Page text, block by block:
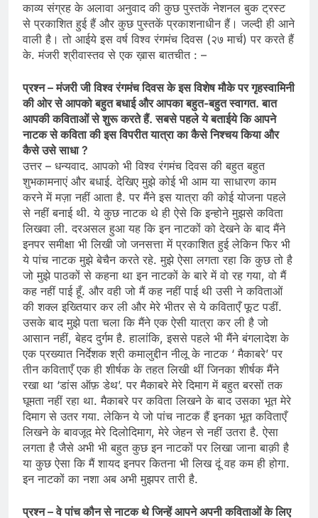
काव्य संग्रह के अलावा अनुवाद की कुछ पुस्तकें नेशनल बुक ट्रस्ट
से प्रकाशित हुई हैं और कुछ पुस्तकें प्रकाशनाधीन हैं। जल्दी ही आने
वाली है। तो आईये इस वर्ष विश्व रंगमंच दिवस (२७ मार्च) पर करते हैं
के. मंजरी श्रीवास्तव से एक ख़ास बातचीत : –
प्रश्न – मंजरी जी विश्व रंगमंच दिवस के इस विशेष मौके पर गृहस्वामिनी
की ओर से आपको बहुत बधाई और आपका बहुत-बहुत स्वागत. बात
आपकी कविताओं से शुरू करते हैं. सबसे पहले ये बताईये कि आपने
नाटक से कविता की इस विपरीत यात्रा का कैसे निश्चय किया और
कैसे उसे साधा ?
उत्तर – धन्यवाद. आपको भी विश्व रंगमंच दिवस की बहुत बहुत
शुभकामनाएं और बधाई. देखिए मुझे कोई भी आम या साधारण काम
करने में मज़ा नहीं आता है. पर मैंने इस यात्रा की कोई योजना पहले
से नहीं बनाई थी. ये कुछ नाटक थे ही ऐसे कि इन्होने मुझसे कविता
लिखवा ली. दरअसल हुआ यह कि इन नाटकों को देखने के बाद मैंने
इनपर समीक्षा भी लिखी जो जनसत्ता में प्रकाशित हुई लेकिन फिर भी
ये पांच नाटक मुझे बेचैन करते रहे. मुझे ऐसा लगता रहा कि कुछ तो है
जो मुझे पाठकों से कहना था इन नाटकों के बारे में वो रह गया, वो मैं
कह नहीं पाई हूँ. और वही जो मैं कह नहीं पाई थी उसी ने कविताओं
की शक्ल इख्तियार कर ली और मेरे भीतर से ये कविताएँ फूट पडीं.
उसके बाद मुझे पता चला कि मैंने एक ऐसी यात्रा कर ली है जो
आसान नहीं, बेहद दुर्गम है. हालांकि, इससे पहले भी मैंने बंगलादेश के
एक प्रख्यात निर्देशक श्री कमालुद्दीन नीलू के नाटक ‘ मैकाबरे’ पर
तीन कविताएँ एक ही शीर्षक के तहत लिखी थीं जिनका शीर्षक मैंने
रखा था ‘डांस ऑफ़ डेथ’. पर मैकाबरे मेरे दिमाग में बहुत बरसों तक
घूमता नहीं रहा था. मैकाबरे पर कविता लिखने के बाद उसका भूत मेरे
दिमाग से उतर गया. लेकिन ये जो पांच नाटक हैं इनका भूत कविताएँ
लिखने के बावजूद मेरे दिलोदिमाग, मेरे जेहन से नहीं उतरा है. ऐसा
लगता है जैसे अभी भी बहुत कुछ इन नाटकों पर लिखा जाना बाक़ी है
या कुछ ऐसा कि मैं शायद इनपर कितना भी लिख दूं वह कम ही होगा.
इन नाटकों का नशा अब अभी मुझपर तारी है.
प्रश्न – वे पांच कौन से नाटक थे जिन्हें आपने अपनी कविताओं के लिए